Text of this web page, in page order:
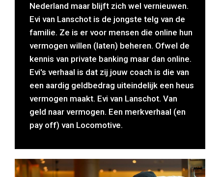
Nederland maar blijft zich wel vernieuwen.
Evi van Lanschot is de jongste telg van de
familie. Ze is er voor mensen die online hun
vermogen willen (laten) beheren. Ofwel de
kennis van private banking maar dan online.
Evi's verhaal is dat zij jouw coach is die van
een aardig geldbedrag uiteindelijk een heus
vermogen maakt. Evi van Lanschot. Van
geld naar vermogen. Een merkverhaal (en
pay off) van Locomotive.